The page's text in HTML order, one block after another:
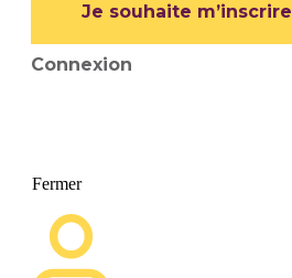
Je souhaite m’inscrire
Connexion
Fermer